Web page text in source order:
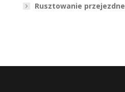
Rusztowanie przejezdne